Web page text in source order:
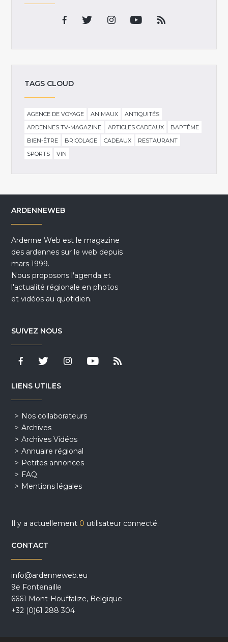
TAGS CLOUD
AGENCE DE VOYAGE ANIMAUX
ANTIQUITÉS
ARDENNES TV-MAGAZINE
ARTICLES CADEAUX
BAPTÊME
BIEN-ÊTRE
BRICOLAGE CADEAUX
RESTAURANT
SPORTS
VIN
ARDENNEWEB
Ardenne Web est le magazine
des ardennes sur le web depuis
mars 1999.
Nous proposons l'agenda et
l'actualité régionale en photos
et vidéos au quotidien.
SUIVEZ NOUS
LIENS UTILES
Nos collaborateurs
Archives
Archives Vidéos
Annuaire régional
Petites annonces
FAQ
Mentions légales
Il y a actuellement 0 utilisateur connecté.
CONTACT
info@ardenneweb.eu
9e Fontenaille
6661 Mont-Houffalize, Belgique
+32 (0)61 288 304